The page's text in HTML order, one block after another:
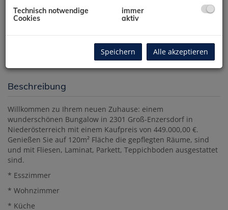
Beschreibung
Willkommen zu Ihrem neuen Zuhause: einem
wunderschönen Bungalow in 2301 Groß-Enzersdorf in
Niederösterreich mit einem Kaufpreis von 449.000,00 €.
Genießen Sie auf 120m² Fläche die gepflegten Räume, sind
und mit Fliesen, Laminat, Parkett, Teppichboden ausgestattet
sind.
* Esszimmer
* Wohnzimmer
* Küche
Technisch notwendige
Cookies
immer
aktiv
Speichern Alle akzeptieren